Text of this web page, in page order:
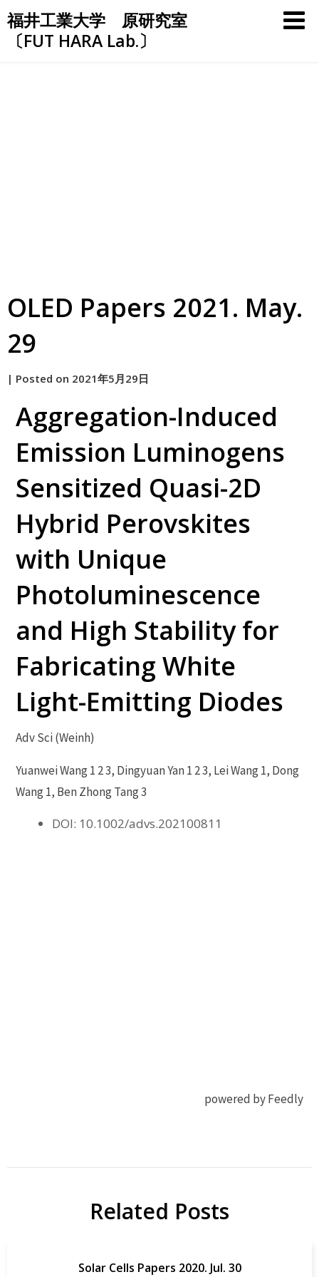
Skip
to
content
福井工業大学 原研究室
〔FUT HARA Lab.〕
OLED Papers 2021. May.
29
by
| Posted on 2021年5月29日
Aggregation-Induced
Emission Luminogens
Sensitized Quasi-2D
Hybrid Perovskites
with Unique
Photoluminescence
and High Stability for
Fabricating White
Light-Emitting Diodes
Adv Sci (Weinh)
Yuanwei Wang 1 2 3, Dingyuan Yan 1 2 3, Lei Wang 1, Dong
Wang 1, Ben Zhong Tang 3
DOI: 10.1002/advs.202100811
powered by Feedly
Related Posts
Solar Cells Papers 2020. Jul. 30